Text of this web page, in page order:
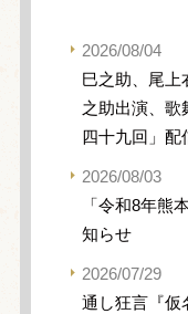
2026/08/04
巳之助、尾上
之助出演、歌
四十九回」配
2026/08/03
「令和8年熊
知らせ
2026/07/29
通し狂言『仮